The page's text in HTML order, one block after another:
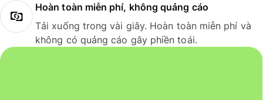
Hoàn toàn miễn phí, không quảng cáo
Tải xuống trong vài giây. Hoàn toàn miễn phí và
không có quảng cáo gây phiền toái.